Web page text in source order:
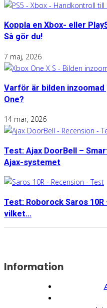
Koppla en Xbox- eller
Så gör du!
7 maj, 2026
Varför är bilden inzoomad
One?
14 mar, 2026
Test: Ajax DoorBell –
Ajax-systemet
Test: Roborock Saros
vilket...
Information